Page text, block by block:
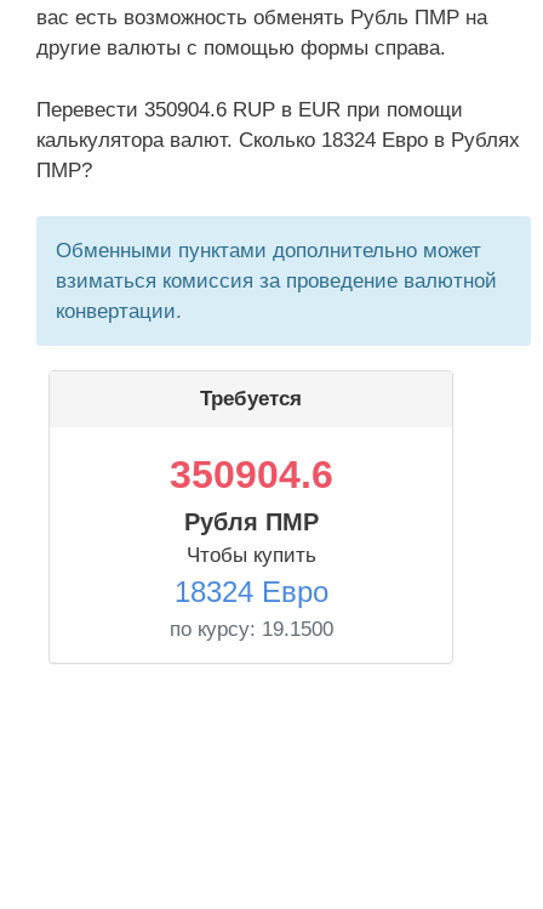
вас есть возможность обменять Рубль ПМР на
другие валюты с помощью формы справа.
Перевести 350904.6 RUP в EUR при помощи
калькулятора валют. Сколько 18324 Евро в Рублях
ПМР?
Обменными пунктами дополнительно может
взиматься комиссия за проведение валютной
конвертации.
Требуется
350904.6
Рубля ПМР
Чтобы купить
18324 Евро
по курсу: 19.1500